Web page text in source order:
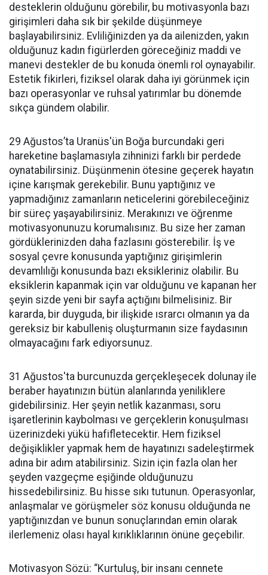
desteklerin olduğunu görebilir, bu motivasyonla bazı
girişimleri daha sık bir şekilde düşünmeye
başlayabilirsiniz. Evliliğinizden ya da ailenizden, yakın
olduğunuz kadın figürlerden göreceğiniz maddi ve
manevi destekler de bu konuda önemli rol oynayabilir.
Estetik fikirleri, fiziksel olarak daha iyi görünmek için
bazı operasyonlar ve ruhsal yatırımlar bu dönemde
sıkça gündem olabilir.
29 Ağustos’ta Uranüs'ün Boğa burcundaki geri
hareketine başlamasıyla zihninizi farklı bir perdede
oynatabilirsiniz. Düşünmenin ötesine geçerek hayatın
içine karışmak gerekebilir. Bunu yaptığınız ve
yapmadığınız zamanların neticelerini görebileceğiniz
bir süreç yaşayabilirsiniz. Merakınızı ve öğrenme
motivasyonunuzu korumalısınız. Bu size her zaman
gördüklerinizden daha fazlasını gösterebilir. İş ve
sosyal çevre konusunda yaptığınız girişimlerin
devamlılığı konusunda bazı eksikleriniz olabilir. Bu
eksiklerin kapanmak için var olduğunu ve kapanan her
şeyin sizde yeni bir sayfa açtığını bilmelisiniz. Bir
kararda, bir duyguda, bir ilişkide ısrarcı olmanın ya da
gereksiz bir kabulleniş oluşturmanın size faydasının
olmayacağını fark ediyorsunuz.
31 Ağustos'ta burcunuzda gerçekleşecek dolunay ile
beraber hayatınızın bütün alanlarında yeniliklere
gidebilirsiniz. Her şeyin netlik kazanması, soru
işaretlerinin kaybolması ve gerçeklerin konuşulması
üzerinizdeki yükü hafifletecektir. Hem fiziksel
değişiklikler yapmak hem de hayatınızı sadeleştirmek
adına bir adım atabilirsiniz. Sizin için fazla olan her
şeyden vazgeçme eşiğinde olduğunuzu
hissedebilirsiniz. Bu hisse sıkı tutunun. Operasyonlar,
anlaşmalar ve görüşmeler söz konusu olduğunda ne
yaptığınızdan ve bunun sonuçlarından emin olarak
ilerlemeniz olası hayal kırıklıklarının önüne geçebilir.
Motivasyon Sözü: “Kurtuluş, bir insanı cennete